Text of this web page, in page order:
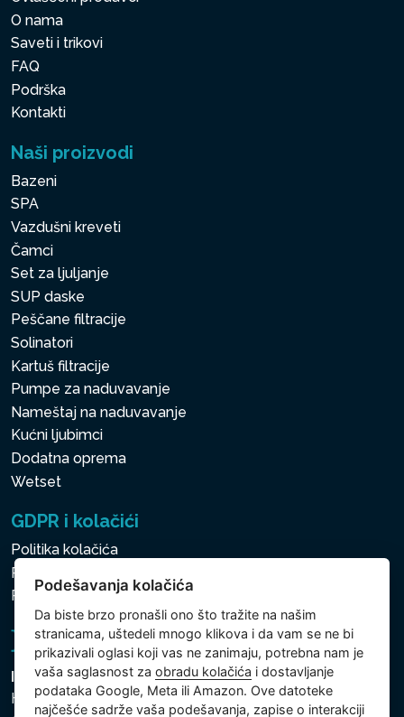
O nama
Saveti i trikovi
FAQ
Podrška
Kontakti
Naši proizvodi
Bazeni
SPA
Vazdušni kreveti
Čamci
Set za ljuljanje
SUP daske
Peščane filtracije
Solinatori
Kartuš filtracije
Pumpe za naduvavanje
Nameštaj na naduvavanje
Kućni ljubimci
Dodatna oprema
Wetset
GDPR i kolačići
Politika kolačića
Politika zaštite ličnih i drugih obrađivanih podataka
Politika kolačića
Intex Trading, s.r.o.
Hradecká 2526/3
Podešavanja kolačića
Da biste brzo pronašli ono što tražite na našim
stranicama, uštedeli mnogo klikova i da vam se ne bi
prikazivali oglasi koji vas ne zanimaju, potrebna nam je
vaša saglasnost zaobradu kolačića i dostavljanje
podataka Google, Meta ili Amazon. Ove datoteke
najčešće sadrže vaša podešavanja, zapise o interakciji